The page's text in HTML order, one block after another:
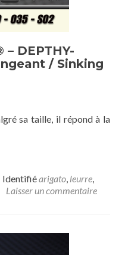
– DEPTHY-
/ Sinking
sa taille, il répond à la
Identifiéarigato, leurre,
Laisser un commentaire